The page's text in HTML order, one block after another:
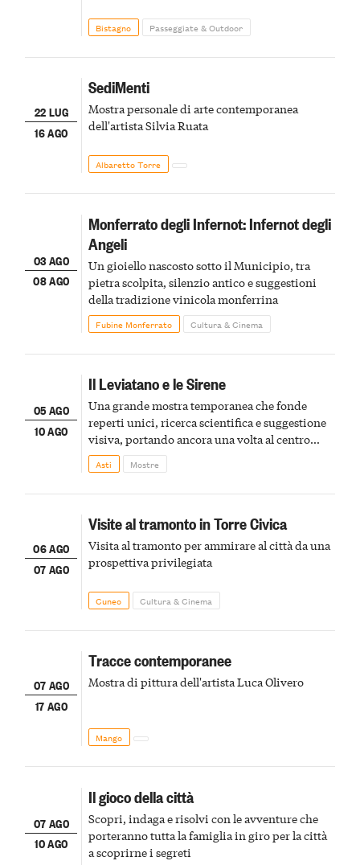
Bistagno Passeggiate & Outdoor
22 LUG
16 AGO
SediMenti
Mostra personale di arte contemporanea
dell'artista Silvia Ruata
Albaretto Torre
03 AGO
08 AGO
Monferrato degli Infernot: Infernot degli
Angeli
Un gioiello nascosto sotto il Municipio, tra
pietra scolpita, silenzio antico e suggestioni
della tradizione vinicola monferrina
Fubine Monferrato Cultura & Cinema
05 AGO
10 AGO
Il Leviatano e le Sirene
Una grande mostra temporanea che fonde
reperti unici, ricerca scientifica e suggestione
visiva, portando ancora una volta al centro
della scena le meraviglie del passato astigiano
Asti Mostre
06 AGO
07 AGO
Visite al tramonto in Torre Civica
Visita al tramonto per ammirare al città da una
prospettiva privilegiata
Cuneo Cultura & Cinema
07 AGO
17 AGO
Tracce contemporanee
Mostra di pittura dell'artista Luca Olivero
Mango
07 AGO
10 AGO
Il gioco della città
Scopri, indaga e risolvi con le avventure che
porteranno tutta la famiglia in giro per la città
a scoprirne i segreti